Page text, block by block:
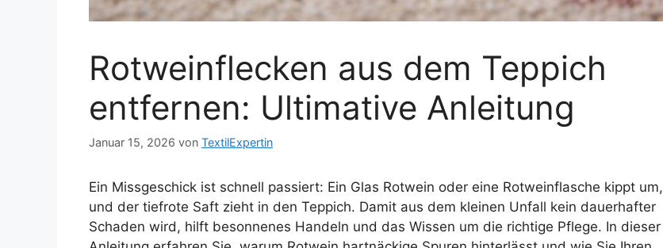
Rotweinflecken aus dem Teppich
entfernen: Ultimative Anleitung
Januar 15, 2026 von TextilExpertin
Ein Missgeschick ist schnell passiert: Ein Glas Rotwein oder eine Rotweinflasche kippt um,
und der tiefrote Saft zieht in den Teppich. Damit aus dem kleinen Unfall kein dauerhafter
Schaden wird, hilft besonnenes Handeln und das Wissen um die richtige Pflege. In dieser